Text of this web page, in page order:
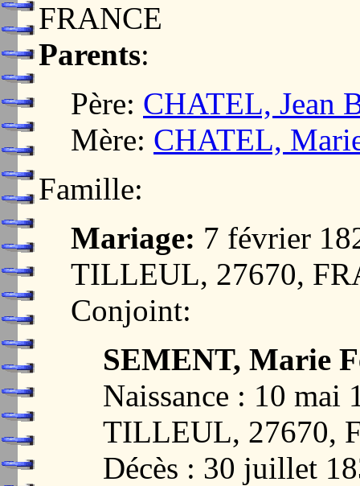
FRANCE
Parents:
Père: CHATEL, Jean
Mère: CHATEL,
Famille:
Mariage: 7 février
TILLEUL, 27670,
Conjoint:
SEMENT, Marie
Naissance : 10
TILLEUL, 27670,
Décès : 30 juillet